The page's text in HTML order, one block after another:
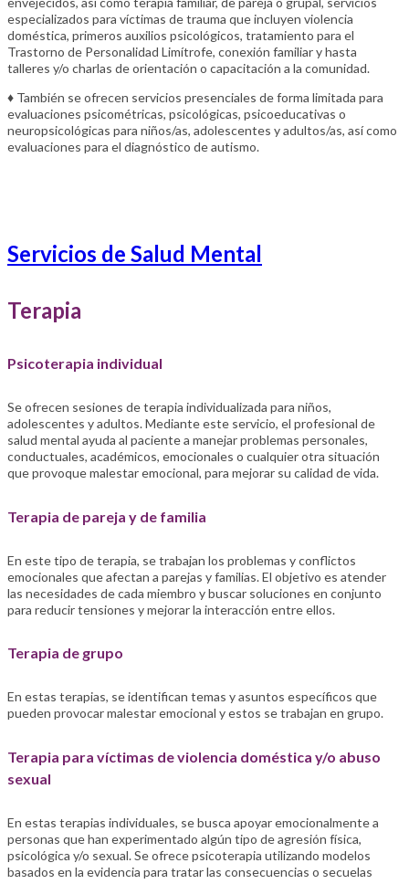
especializados para víctimas de trauma que incluyen violencia
doméstica, primeros auxilios psicológicos, tratamiento para el
Trastorno de Personalidad Limítrofe, conexión familiar y hasta
talleres y/o charlas de orientación o capacitación a la comunidad.
♦ También se ofrecen servicios presenciales de forma limitada para
evaluaciones psicométricas, psicológicas, psicoeducativas o
neuropsicológicas para niños/as, adolescentes y adultos/as, así como
evaluaciones para el diagnóstico de autismo.
Servicios de Salud Mental
Terapia
Psicoterapia individual
Se ofrecen sesiones de terapia individualizada para niños,
adolescentes y adultos. Mediante este servicio, el profesional de
salud mental ayuda al paciente a manejar problemas personales,
conductuales, académicos, emocionales o cualquier otra situación
que provoque malestar emocional, para mejorar su calidad de vida.
Terapia de pareja y de familia
En este tipo de terapia, se trabajan los problemas y conflictos
emocionales que afectan a parejas y familias. El objetivo es atender
las necesidades de cada miembro y buscar soluciones en conjunto
para reducir tensiones y mejorar la interacción entre ellos.
Terapia de grupo
En estas terapias, se identifican temas y asuntos específicos que
pueden provocar malestar emocional y estos se trabajan en grupo.
Terapia para víctimas de violencia doméstica y/o abuso
sexual
En estas terapias individuales, se busca apoyar emocionalmente a
personas que han experimentado algún tipo de agresión física,
psicológica y/o sexual. Se ofrece psicoterapia utilizando modelos
basados en la evidencia para tratar las consecuencias o secuelas